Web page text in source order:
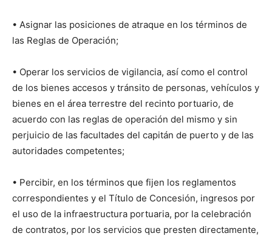
• Asignar las posiciones de atraque en los términos de
las Reglas de Operación;
• Operar los servicios de vigilancia, así como el control
de los bienes accesos y tránsito de personas, vehículos y
bienes en el área terrestre del recinto portuario, de
acuerdo con las reglas de operación del mismo y sin
perjuicio de las facultades del capitán de puerto y de las
autoridades competentes;
• Percibir, en los términos que fijen los reglamentos
correspondientes y el Título de Concesión, ingresos por
el uso de la infraestructura portuaria, por la celebración
de contratos, por los servicios que presten directamente,